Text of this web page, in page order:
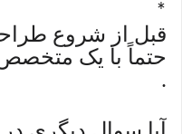
*
قبل از شروع
حتماً با یک
.